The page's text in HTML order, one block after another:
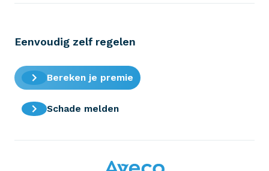
Eenvoudig zelf regelen
Bereken je premie
Schade melden